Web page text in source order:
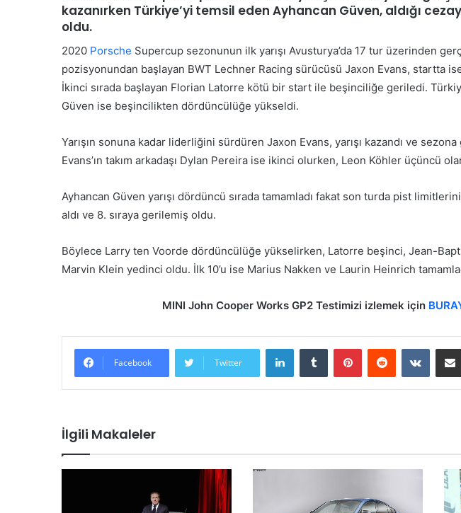
kazanırken Türkiye’yi temsil eden Ayhancan Güven, aldığı
oldu.
2020 Porsche Supercup sezonunun ilk yarışı Avusturya’da 17 tur üzerinden
pozisyonundan başlayan BWT Lechner Racing sürücüsü Jaxon Evans, startta
İkinci sırada başlayan Florian Latorre kötü bir start ile beşinciliğe geriledi.
Güven ise beşincilikten dördüncülüğe yükseldi.
Yarışın sonuna kadar liderliğini sürdüren Jaxon Evans, yarışı kazandı ve
Evans’ın takım arkadaşı Dylan Pereira ise ikinci olurken, Leon Köhler üçüncü
Ayhancan Güven yarışı dördüncü sırada tamamladı fakat son turda pist
aldı ve 8. sıraya gerilemiş oldu.
Böylece Larry ten Voorde dördüncülüğe yükselirken, Latorre beşinci, Jean-
Marvin Klein yedinci oldu. İlk 10’u ise Marius Nakken ve Laurin Heinrich
MINI John Cooper Works GP2 Testimizi izlemek için
Facebook Twitter
İlgili Makaleler